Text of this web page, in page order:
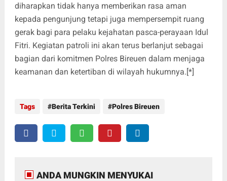
diharapkan tidak hanya memberikan rasa aman
kepada pengunjung tetapi juga mempersempit ruang
gerak bagi para pelaku kejahatan pasca-perayaan Idul
Fitri. Kegiatan patroli ini akan terus berlanjut sebagai
bagian dari komitmen Polres Bireuen dalam menjaga
keamanan dan ketertiban di wilayah hukumnya.[*]
Tags Berita Terkini Polres Bireuen
ANDA MUNGKIN MENYUKAI